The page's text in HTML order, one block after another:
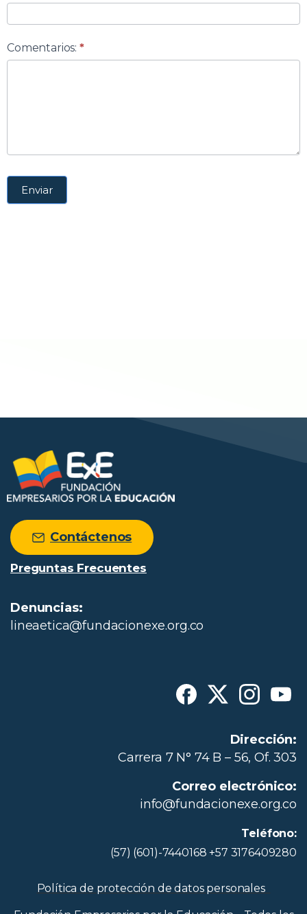
Comentarios: *
Enviar
Contáctenos
Preguntas Frecuentes
Denuncias:
lineaetica@fundacionexe.org.co
Dirección:
Carrera 7 N° 74 B – 56, Of. 303
Correo electrónico:
info@fundacionexe.org.co
Teléfono:
(57) (601)-7440168 +57 3176409280
Política de protección de datos personales